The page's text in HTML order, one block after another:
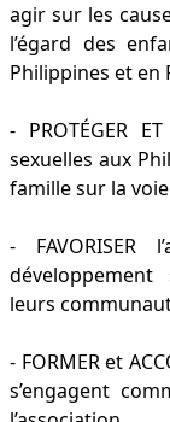
agir sur les
l’égard des
Philippines et en
- PROTÉGER
sexuelles aux
famille sur la
- FAVORISER
leurs
- FORMER et
s’engagent